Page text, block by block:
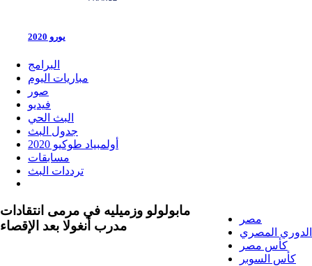
يورو 2020
البرامج
مباريات اليوم
صور
فيديو
البث الحي
جدول البث
أولمبياد طوكيو 2020
مسابقات
ترددات البث
مصر
الدوري المصري
كأس مصر
كأس السوبر
مابولولو وزميليه في مرمى انتقادات
مدرب أنغولا بعد الإقصاء